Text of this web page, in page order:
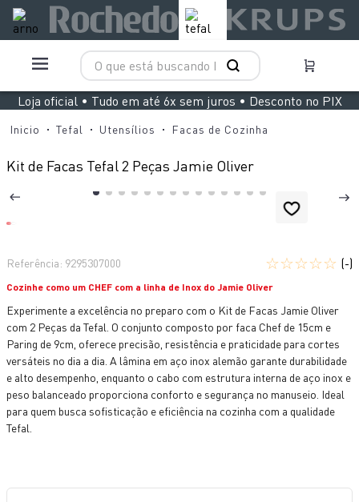
O que está buscando hoje?
Loja oficial • Tudo em até 6x sem juros • Desconto no PIX
Tefal Utensílios Facas de Cozinha
Kit de Facas Tefal 2 Peças Jamie Oliver
Referência: 9295307000 ☆☆☆☆☆ (-)
Cozinhe como um CHEF com a linha de Inox do Jamie Oliver
Experimente a excelência no preparo com o Kit de Facas Jamie Oliver
com 2 Peças da Tefal. O conjunto composto por faca Chef de 15cm e
Paring de 9cm, oferece precisão, resistência e praticidade para cortes
versáteis no dia a dia. A lâmina em aço inox alemão garante durabilidade
e alto desempenho, enquanto o cabo com estrutura interna de aço inox e
peso balanceado proporciona conforto e segurança no manuseio. Ideal
para quem busca sofisticação e eficiência na cozinha com a qualidade
Tefal.
TERMOS MAIS BUSCADOS
aspirador x clean 4
duo power
6º
7º
jogo panelas rochedo stone pro
8º
vaporizador pure pop
9º
clipso vermelha
10º lightmix